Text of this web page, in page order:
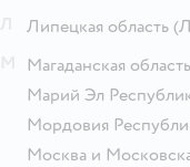
Липецкая область
Магаданская область
Марий Эл
Мордовия
Москва и